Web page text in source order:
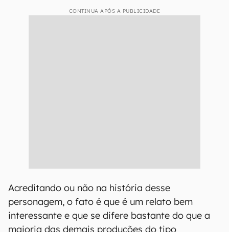
CONTINUA APÓS A PUBLICIDADE
Acreditando ou não na história desse
personagem, o fato é que é um relato bem
interessante e que se difere bastante do que a
maioria das demais produções do tipo